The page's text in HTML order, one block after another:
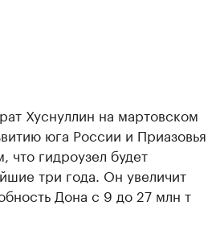
Хуснуллин на мартовском
юга России и Приазовья
что гидроузел будет
три года. Он увеличит
Дона с 9 до 27 млн т